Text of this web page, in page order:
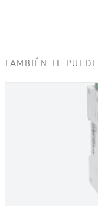
TAMBIÉN TE